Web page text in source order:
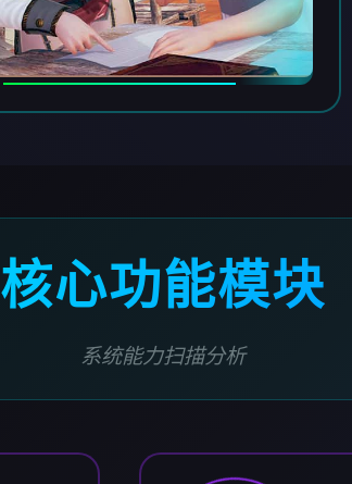
核心功能模块
系统能力扫描分析